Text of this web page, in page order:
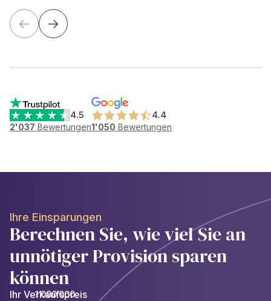
4.5
2'037 Bewertungen
4.4
1'050 Bewertungen
Ihre Einsparungen
Berechnen Sie, wie viel Sie an
unnötiger Provision sparen
können
Ihr Verkaufspreis
1’000’000